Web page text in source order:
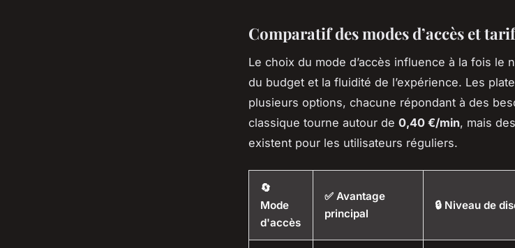
Comparatif des modes d’accès et
Le choix du mode d’accès influence à la fois le
du budget et la fluidité de l’expérience. Les
plusieurs options, chacune répondant à des
classique tourne autour de 0,40 €/min, mais
existent pour les utilisateurs réguliers.
🔄
Mode
d'accès
✅ Avantage
principal
🔒 Niveau de